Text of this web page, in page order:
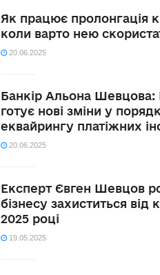
Як працює пролонгація
коли варто нею
20.06.2025
Банкір Альона Шевцова:
готує нові зміни у
еквайрингу платіжних
20.06.2025
Експерт Євген Шевцов
бізнесу захиститься від
2025 році
19.05.2025